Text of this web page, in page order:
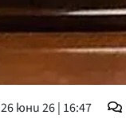
26 юни 26 | 16:47